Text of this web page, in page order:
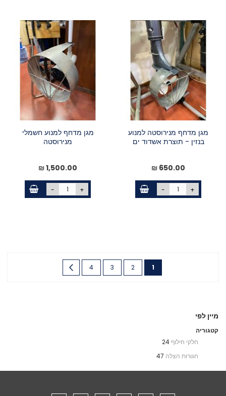
מגן מדחף מנירוסטה למנוע
בנזין - תוצרת אשדוד ים
650.00 ₪
- +
מגן מדחף למנוע חשמלי
מנירוסטה
1,500.00 ₪
- +
דף
You're1 דף
2 דף
3 דף
4
מיין לפי
קטגוריה
חלקי חילוף 24
חגורות הצלה 47